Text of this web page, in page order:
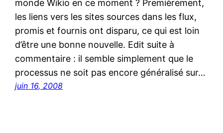
monde Wikio en ce moment ? Premièrement,
les liens vers les sites sources dans les flux,
promis et fournis ont disparu, ce qui est loin
d’être une bonne nouvelle. Edit suite à
commentaire : il semble simplement que le
processus ne soit pas encore généralisé sur…
juin 16, 2008